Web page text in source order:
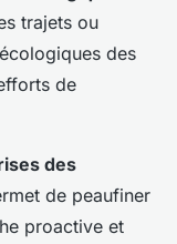
trajets ou
des
de
des
de peaufiner
proactive et